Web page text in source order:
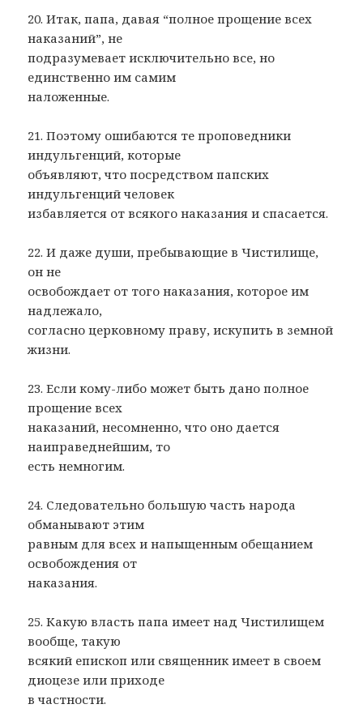
20. Итак, папа, давая “полное прощение всех
наказаний”, не
подразумевает исключительно все, но
единственно им самим
наложенные.
21. Поэтому ошибаются те проповедники
индульгенций, которые
объявляют, что посредством папских
индульгенций человек
избавляется от всякого наказания и спасается.
22. И даже души, пребывающие в Чистилище,
он не
освобождает от того наказания, которое им
надлежало,
согласно церковному праву, искупить в земной
жизни.
23. Если кому-либо может быть дано полное
прощение всех
наказаний, несомненно, что оно дается
наиправеднейшим, то
есть немногим.
24. Следовательно большую часть народа
обманывают этим
равным для всех и напыщенным обещанием
освобождения от
наказания.
25. Какую власть папа имеет над Чистилищем
вообще, такую
всякий епископ или священник имеет в своем
диоцезе или приходе
в частности.